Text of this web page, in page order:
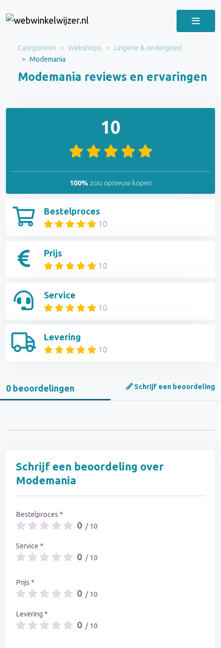
Categorieën Webshops
Lingerie & ondergoed
Modemania
Modemania reviews en ervaringen
Bestelproces
10
Prijs
10
Service
10
Levering
10
10
100% zou opnieuw kopen
0 beoordelingen Schrijf een beoordeling
Schrijf een beoordeling over
Modemania
Bestelproces *
0 / 10
Service *
0 / 10
Prijs *
0 / 10
Levering *
0 / 10